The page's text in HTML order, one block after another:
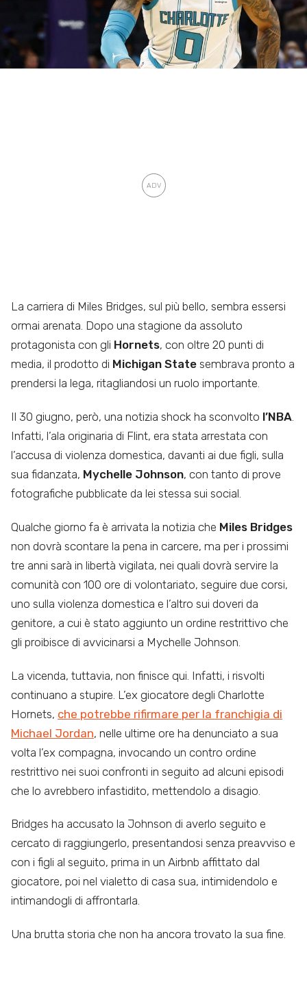
La carriera di Miles Bridges, sul più bello, sembra essersi
ormai arenata. Dopo una stagione da assoluto
protagonista con gli Hornets, con oltre 20 punti di
media, il prodotto di Michigan State sembrava pronto a
prendersi la lega, ritagliandosi un ruolo importante.
Il 30 giugno, però, una notizia shock ha sconvolto l’NBA.
Infatti, l’ala originaria di Flint, era stata arrestata con
l’accusa di violenza domestica, davanti ai due figli, sulla
sua fidanzata, Mychelle Johnson, con tanto di prove
fotografiche pubblicate da lei stessa sui social.
Qualche giorno fa è arrivata la notizia che Miles Bridges
non dovrà scontare la pena in carcere, ma per i prossimi
tre anni sarà in libertà vigilata, nei quali dovrà servire la
comunità con 100 ore di volontariato, seguire due corsi,
uno sulla violenza domestica e l’altro sui doveri da
genitore, a cui è stato aggiunto un ordine restrittivo che
gli proibisce di avvicinarsi a Mychelle Johnson.
La vicenda, tuttavia, non finisce qui. Infatti, i risvolti
continuano a stupire. L’ex giocatore degli Charlotte
Hornets, che potrebbe rifirmare per la franchigia di
Michael Jordan, nelle ultime ore ha denunciato a sua
volta l’ex compagna, invocando un contro ordine
restrittivo nei suoi confronti in seguito ad alcuni episodi
che lo avrebbero infastidito, mettendolo a disagio.
Bridges ha accusato la Johnson di averlo seguito e
cercato di raggiungerlo, presentandosi senza preavviso e
con i figli al seguito, prima in un Airbnb affittato dal
giocatore, poi nel vialetto di casa sua, intimidendolo e
intimandogli di affrontarla.
Una brutta storia che non ha ancora trovato la sua fine.